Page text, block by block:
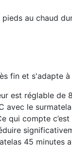
au chaud
fin et s'adapte
est réglable de
avec le
qui compte
45 minutes